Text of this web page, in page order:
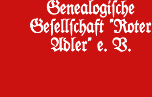
Genealogi#che
Ge#ell#chaft "Roter
Adler" e. V.